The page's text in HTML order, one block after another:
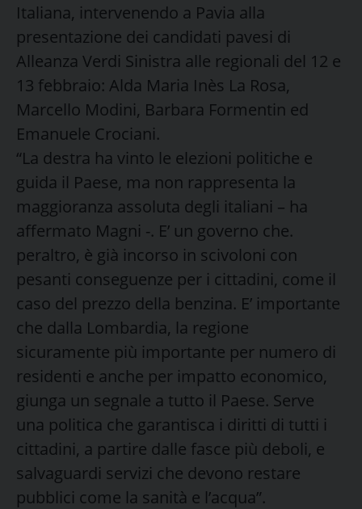
Italiana, intervenendo a Pavia alla
presentazione dei candidati pavesi di
Alleanza Verdi Sinistra alle regionali del 12 e
13 febbraio: Alda Maria Inès La Rosa,
Marcello Modini, Barbara Formentin ed
Emanuele Crociani.
“La destra ha vinto le elezioni politiche e
guida il Paese, ma non rappresenta la
maggioranza assoluta degli italiani – ha
affermato Magni -. E’ un governo che.
peraltro, è già incorso in scivoloni con
pesanti conseguenze per i cittadini, come il
caso del prezzo della benzina. E’ importante
che dalla Lombardia, la regione
sicuramente più importante per numero di
residenti e anche per impatto economico,
giunga un segnale a tutto il Paese. Serve
una politica che garantisca i diritti di tutti i
cittadini, a partire dalle fasce più deboli, e
salvaguardi servizi che devono restare
pubblici come la sanità e l’acqua”.